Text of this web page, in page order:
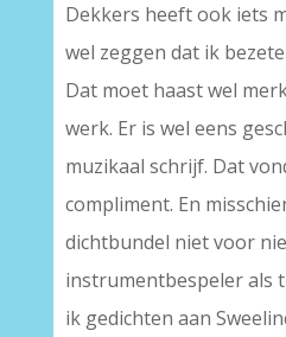
Dekkers heeft ook iets
wel zeggen dat ik
Dat moet haast wel
werk. Er is wel eens
muzikaal schrijf. Dat
compliment. En
dichtbundel niet voor
instrumentbespeler als
ik gedichten aan